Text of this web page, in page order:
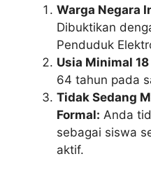
Warga Negara
Dibuktikan
Penduduk
Usia Minimal
64 tahun pada
Tidak Sedang
Formal: Anda
sebagai siswa
aktif.